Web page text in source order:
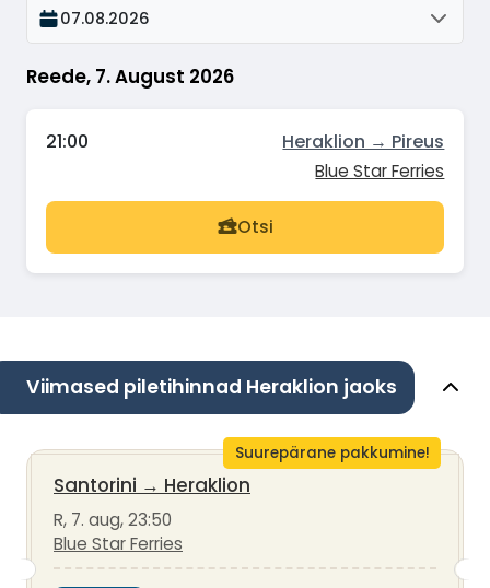
Reede, 7. August 2026
07.08.2026
21:00 Heraklion → Pireus
Blue Star Ferries
Otsi
Viimased piletihinnad Heraklion jaoks
Suurepärane pakkumine!
Santorini → Heraklion
R, 7. aug, 23:50
Blue Star Ferries